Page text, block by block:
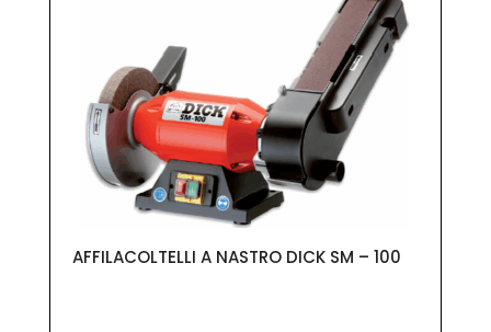
AFFILACOLTELLI A NASTRO DICK SM – 100